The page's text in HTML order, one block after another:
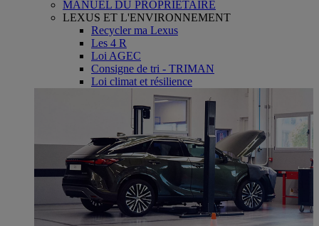
MANUEL DU PROPRIÉTAIRE
LEXUS ET L'ENVIRONNEMENT
Recycler ma Lexus
Les 4 R
Loi AGEC
Consigne de tri - TRIMAN
Loi climat et résilience